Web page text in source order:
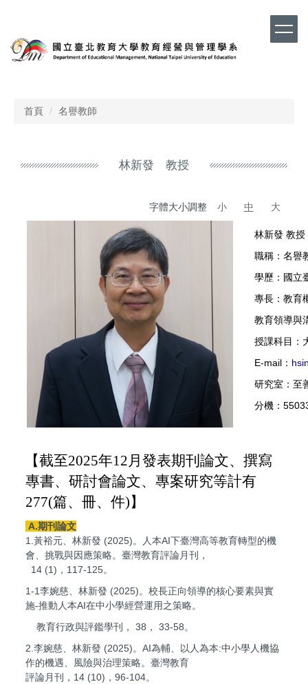
主
要
首頁
名譽教師
林新發 教授
字體大小調整 小 中 大
林新發 教授
職稱：名譽
學歷：國立
專長：教育
教育領導與
授課科目：
E-mail：
研究室：
分機：
【截至2025年12月發表期刊論文、撰寫
專書、研討會論文、專案研究等計有
277(篇、冊、件)】
A.期刊論文
1.黃裕元、林新發 (2025)。人本AI下臺灣高等教育轉型的機
會、挑戰與因應策略。臺灣教育評論月刊，
14 (1)，117-125。
1-1李婉慈、林新發 (2025)。校長正向領導的核心要素與實
施-推動人本AI在中小學經營運用之策略。
教育行政與評鑑學刊， 38， 33-58。
2.李婉慈、林新發 (2025)。AI為輔、以人為本:中小學人機協
作的機遇、風險與治理策略。臺灣教育
評論月刊，14 (10)，96-104。